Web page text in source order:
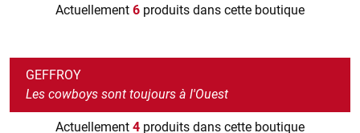
Actuellement 6 produits dans cette boutique
GEFFROY
Les cowboys sont toujours à l'Ouest
Actuellement 4 produits dans cette boutique